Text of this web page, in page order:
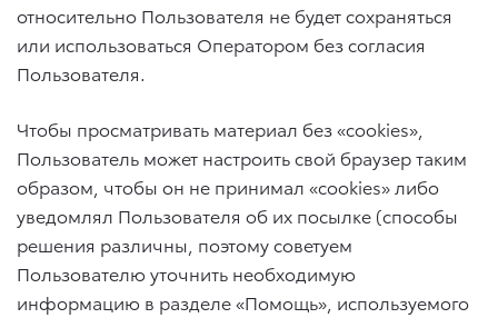
относительно Пользователя не будет сохраняться
или использоваться Оператором без согласия
Пользователя.
Чтобы просматривать материал без «cookies»,
Пользователь может настроить свой браузер таким
образом, чтобы он не принимал «cookies» либо
уведомлял Пользователя об их посылке (способы
решения различны, поэтому советуем
Пользователю уточнить необходимую
информацию в разделе «Помощь», используемого